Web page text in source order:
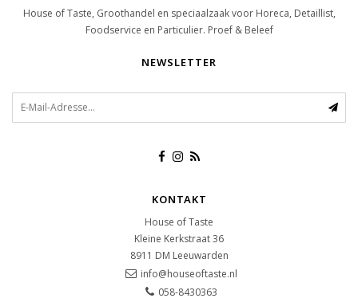
House of Taste, Groothandel en speciaalzaak voor Horeca, Detaillist,
Foodservice en Particulier. Proef & Beleef
NEWSLETTER
KONTAKT
House of Taste
Kleine Kerkstraat 36
8911 DM Leeuwarden
info@houseoftaste.nl
058-8430363